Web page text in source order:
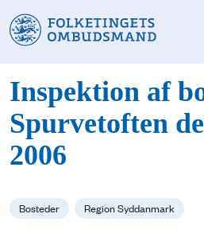
Inspektion af
Spurvetoften
2006
Bosteder Region Syddanmark